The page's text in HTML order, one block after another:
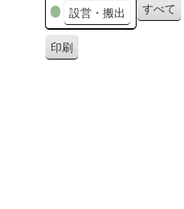
ゴ
リ
ー
設営・搬出 すべて
印刷